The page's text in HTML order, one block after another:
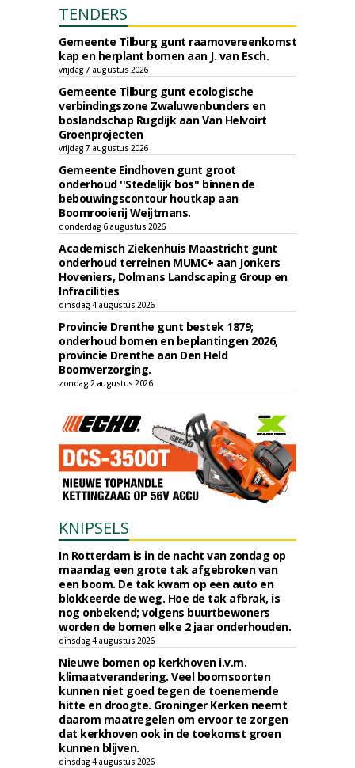
TENDERS
Gemeente Tilburg gunt raamovereenkomst
kap en herplant bomen aan J. van Esch.
vrijdag 7 augustus 2026
Gemeente Tilburg gunt ecologische
verbindingszone Zwaluwenbunders en
boslandschap Rugdijk aan Van Helvoirt
Groenprojecten
vrijdag 7 augustus 2026
Gemeente Eindhoven gunt groot
onderhoud ''Stedelijk bos'' binnen de
bebouwingscontour houtkap aan
Boomrooierij Weijtmans.
donderdag 6 augustus 2026
Academisch Ziekenhuis Maastricht gunt
onderhoud terreinen MUMC+ aan Jonkers
Hoveniers, Dolmans Landscaping Group en
Infracilities
dinsdag 4 augustus 2026
Provincie Drenthe gunt bestek 1879;
onderhoud bomen en beplantingen 2026,
provincie Drenthe aan Den Held
Boomverzorging.
zondag 2 augustus 2026
KNIPSELS
In Rotterdam is in de nacht van zondag op
maandag een grote tak afgebroken van
een boom. De tak kwam op een auto en
blokkeerde de weg. Hoe de tak afbrak, is
nog onbekend; volgens buurtbewoners
worden de bomen elke 2 jaar onderhouden.
dinsdag 4 augustus 2026
Nieuwe bomen op kerkhoven i.v.m.
klimaatverandering. Veel boomsoorten
kunnen niet goed tegen de toenemende
hitte en droogte. Groninger Kerken neemt
daarom maatregelen om ervoor te zorgen
dat kerkhoven ook in de toekomst groen
kunnen blijven.
dinsdag 4 augustus 2026